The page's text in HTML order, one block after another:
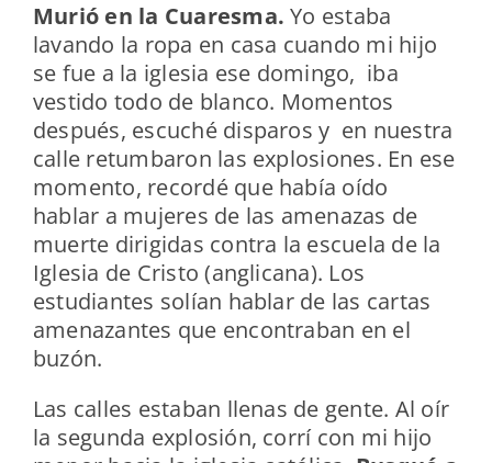
Murió en la Cuaresma. Yo estaba
lavando la ropa en casa cuando mi hijo
se fue a la iglesia ese domingo, iba
vestido todo de blanco. Momentos
después, escuché disparos y en nuestra
calle retumbaron las explosiones. En ese
momento, recordé que había oído
hablar a mujeres de las amenazas de
muerte dirigidas contra la escuela de la
Iglesia de Cristo (anglicana). Los
estudiantes solían hablar de las cartas
amenazantes que encontraban en el
buzón.
Las calles estaban llenas de gente. Al oír
la segunda explosión, corrí con mi hijo